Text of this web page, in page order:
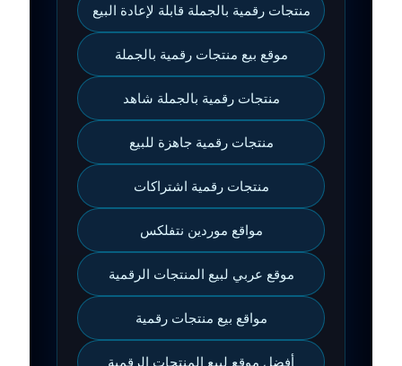
منتجات رقمية بالجملة قابلة لإعادة البيع
موقع بيع منتجات رقمية بالجملة
منتجات رقمية بالجملة شاهد
منتجات رقمية جاهزة للبيع
منتجات رقمية اشتراكات
مواقع موردين نتفلكس
موقع عربي لبيع المنتجات الرقمية
مواقع بيع منتجات رقمية
أفضل موقع لبيع المنتجات الرقمية